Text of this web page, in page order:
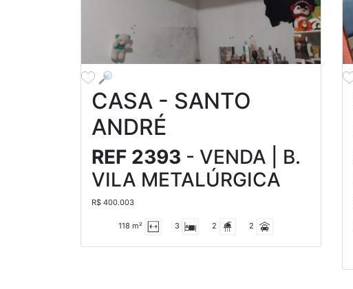
CASA - SANTO
ANDRÉ
REF 2393 - VENDA | B.
VILA METALÚRGICA
R$ 400.003
118 m² 3 2 2